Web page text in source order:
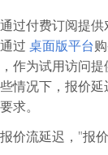
过付费订阅提
过 桌面版平台
作为试用访问
情况下，报价
求。
价流延迟，"报